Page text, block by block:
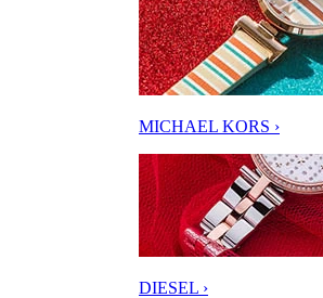
MICHAEL KORS ›
DIESEL ›